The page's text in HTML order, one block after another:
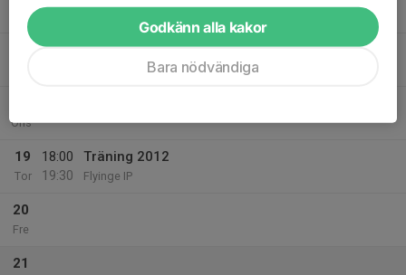
Mån
18:00
Träning 2012
Ons
19
Tor
18:00
19:30
Träning 2012
Flyinge IP
20
Fre
21
Godkänn alla kakor
Bara nödvändiga